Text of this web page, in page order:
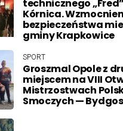
technicznego „Fred”
Kórnica.
bezpieczeństwa
gminy Krapkowice
SPORT
Groszmal Opole z
miejscem na VIII
Mistrzostwach
Smoczych —